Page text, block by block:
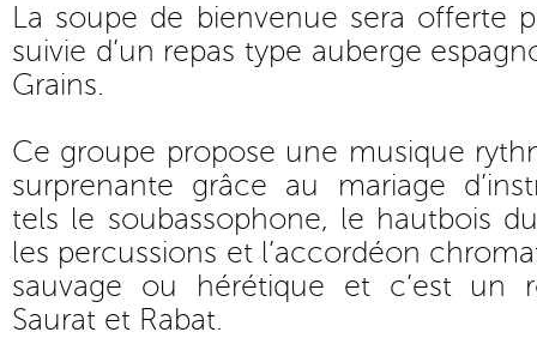
La soupe de bienvenue sera offerte
suivie d’un repas type auberge
Grains.
Ce groupe propose une musique
surprenante grâce au mariage
tels le soubassophone, le hautbois
les percussions et l’accordéon
sauvage ou hérétique et c’est un
Saurat et Rabat.